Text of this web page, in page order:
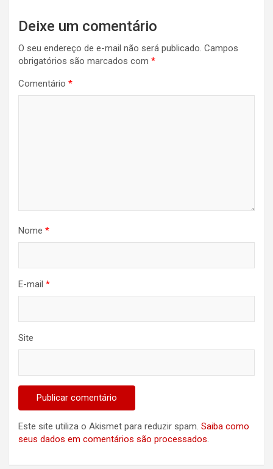
Deixe um comentário
O seu endereço de e-mail não será publicado. Campos
obrigatórios são marcados com *
Comentário *
Nome *
E-mail *
Site
Este site utiliza o Akismet para reduzir spam. Saiba como
seus dados em comentários são processados.